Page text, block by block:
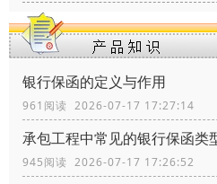
银行保函的定义与作用
961阅读 2026-07-17 17:27:14
承包工程中常见的银行保函类
945阅读 2026-07-17 17:26:52